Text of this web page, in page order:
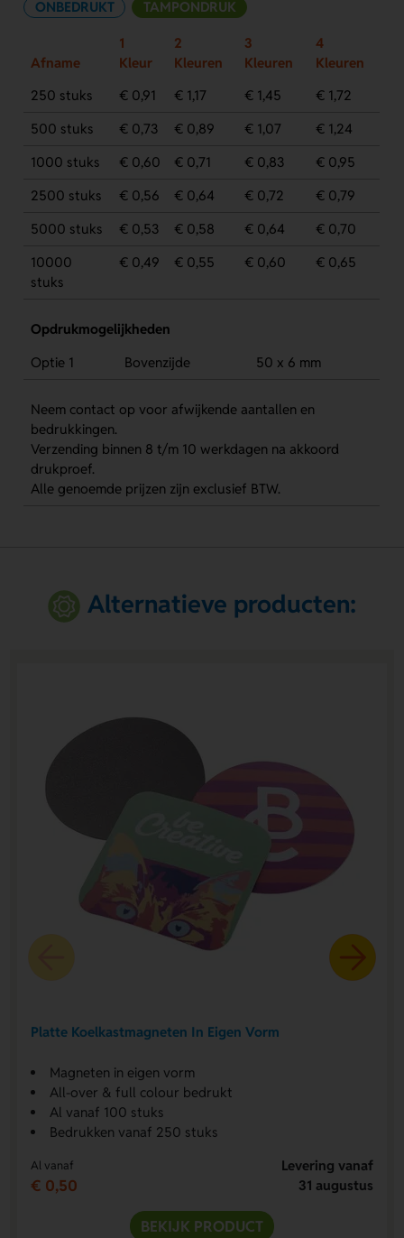
ONBEDRUKT TAMPONDRUK
Afname
1
Kleur
2
Kleuren
3
Kleuren
4
Kleuren
250 stuks
€ 0,91 € 1,17 € 1,45
€ 1,72
500 stuks
€ 0,73 € 0,89 € 1,07
€ 1,24
1000 stuks
€ 0,60 € 0,71 € 0,83
€ 0,95
2500 stuks
€ 0,56 € 0,64 € 0,72
€ 0,79
5000 stuks
€ 0,53 € 0,58 € 0,64
€ 0,70
10000
stuks
€ 0,49 € 0,55 € 0,60 € 0,65
Opdrukmogelijkheden
Optie 1
Bovenzijde 50 x 6 mm
Neem contact op voor afwijkende aantallen en
bedrukkingen.
Verzending binnen 8 t/m 10 werkdagen na akkoord
drukproef.
Alle genoemde prijzen zijn exclusief BTW.
Alternatieve producten:
Platte Koelkastmagneten In Eigen Vorm
Magneten in eigen vorm
All-over & full colour bedrukt
Al vanaf 100 stuks
Bedrukken vanaf 250 stuks
Al vanaf
€ 0,50
Levering vanaf
31 augustus
BEKIJK PRODUCT